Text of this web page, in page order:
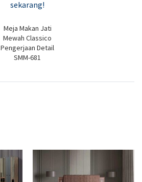
Meja Makan Jati
Mewah Classico
Pengerjaan Detail
SMM-681